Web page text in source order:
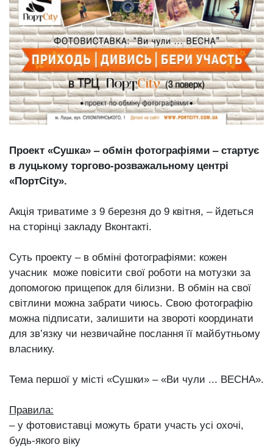
залишив у
Луцьку
три...
27 Липня 2026
760 переглядів
Всі розділи
Персона
Лайф
Афіша
ZONE 18+
Контакти
Проект «Сушка» ‒ обмін фотографіями ‒ стартує
в луцькому торгово-розважальному центрі
«ПортCity».
Акція триватиме з 9 березня до 9 квітня, ‒ йдеться
на сторінці закладу Вконтакті.
Суть проекту ‒ в обміні фотографіями: кожен
учасник може повісити свої роботи на мотузки за
допомогою прищепок для білизни. В обмін на свої
світлини можна забрати чиюсь. Свою фотографію
можна підписати, залишити на звороті координати
для зв’язку чи незвичайне послання її майбутньому
власнику.
Тема першої у місті «Сушки» ‒ «Ви чули ... ВЕСНА».
Правила:
‒ у фотовиставці можуть брати участь усі охочі,
будь-якого віку